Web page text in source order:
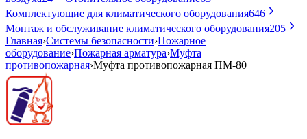
Комплектующие для климатического оборудования646
Монтаж и обслуживание климатического оборудования205
Главная›Системы безопасности›Пожарное
оборудование›Пожарная арматура›Муфта
противопожарная›Муфта противопожарная ПМ-80